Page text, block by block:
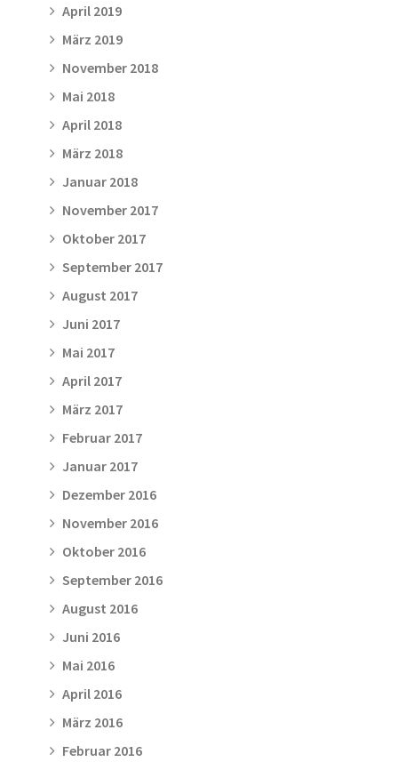
April 2019
März 2019
November 2018
Mai 2018
April 2018
März 2018
Januar 2018
November 2017
Oktober 2017
September 2017
August 2017
Juni 2017
Mai 2017
April 2017
März 2017
Februar 2017
Januar 2017
Dezember 2016
November 2016
Oktober 2016
September 2016
August 2016
Juni 2016
Mai 2016
April 2016
März 2016
Februar 2016